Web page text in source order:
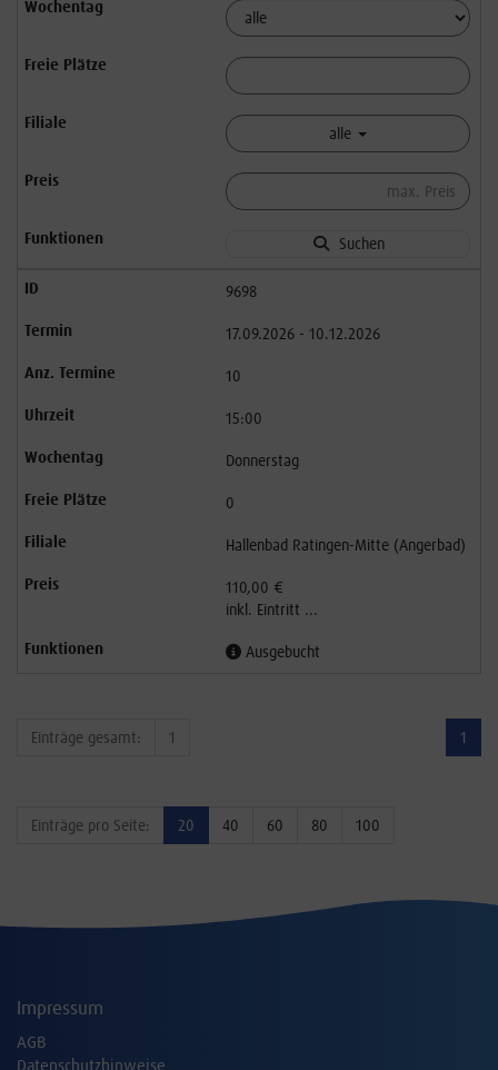
alle
Suchen
9698
17.09.2026 - 10.12.2026
10
15:00
Donnerstag
0
Hallenbad Ratingen-Mitte (Angerbad)
110,00 €
inkl. Eintritt ...
Ausgebucht
1
Einträge gesamt: 1
Einträge pro Seite: 20 40 60 80 100
Impressum
AGB